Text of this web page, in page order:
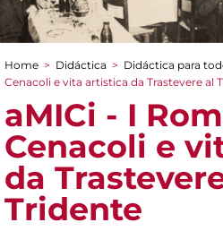
You are here
Home > Didáctica > Didáctica para
Cenacoli e vita artistica da Trastevere al
aMICi - I
Cenacoli e
da
Tridente